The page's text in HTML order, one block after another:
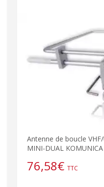
Antenne de boucle
MINI-DUAL KOMUNICA
76,58€ TTC